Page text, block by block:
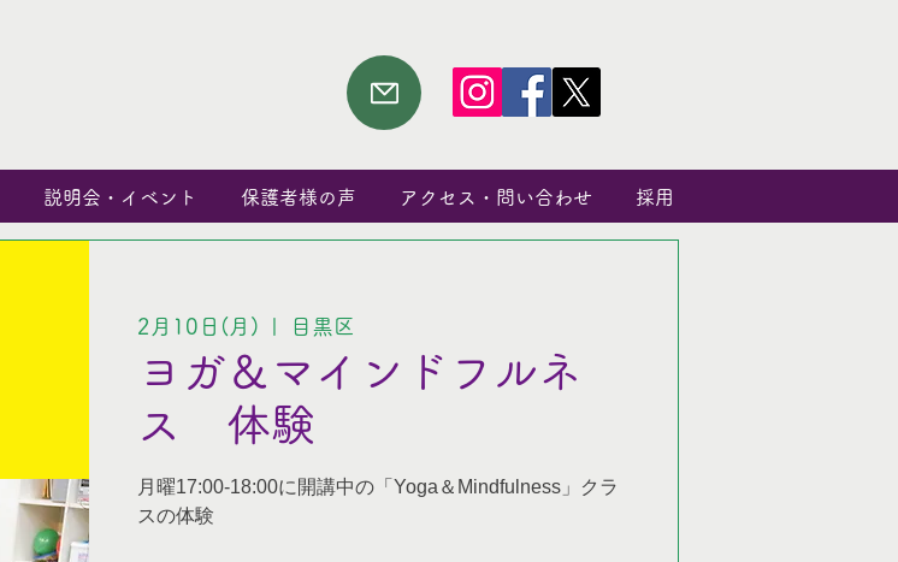
説明会・イベント 保護者様の声 アクセス・問い合わせ 採用
2月10日(月) 目黒区
ヨガ＆マインドフルネ
ス 体験
月曜17:00-18:00に開講中の「Yoga＆Mindfulness」クラ
スの体験